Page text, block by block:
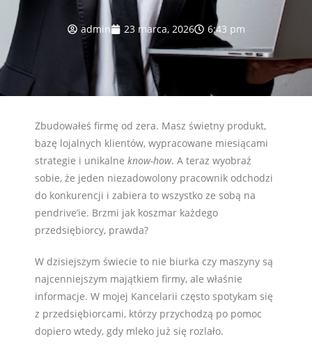
admin 23 marca, 2026 6:43 pm
Zbudowałeś firmę od zera. Masz świetny produkt,
bazę lojalnych klientów, wypracowane miesiącami
strategie i unikalne know-how. A teraz wyobraź
sobie, że jeden niezadowolony pracownik odchodzi
do konkurencji i zabiera to wszystko ze sobą na
pendrive’ie. Brzmi jak koszmar każdego
przedsiębiorcy, prawda?
W dzisiejszym świecie to nie biurka czy maszyny są
najcenniejszym majątkiem firmy, ale właśnie
informacje. W mojej Kancelarii często spotykam się
z przedsiębiorcami, którzy przychodzą po pomoc
dopiero wtedy, gdy mleko już się rozlało.